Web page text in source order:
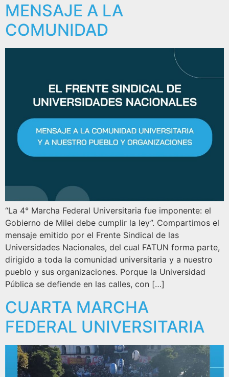
MENSAJE A LA
COMUNIDAD
“La 4° Marcha Federal Universitaria fue imponente: el
Gobierno de Milei debe cumplir la ley”. Compartimos el
mensaje emitido por el Frente Sindical de las
Universidades Nacionales, del cual FATUN forma parte,
dirigido a toda la comunidad universitaria y a nuestro
pueblo y sus organizaciones. Porque la Universidad
Pública se defiende en las calles, con […]
CUARTA MARCHA
FEDERAL UNIVERSITARIA